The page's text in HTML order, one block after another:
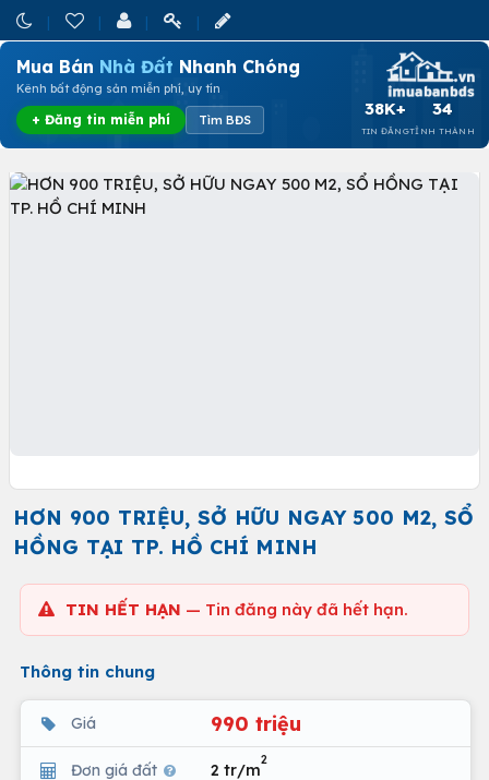
Mua Bán Nhà Đất Nhanh Chóng
Kênh bất động sản miễn phí, uy tín
+ Đăng tin miễn phí Tìm BĐS
38K+
TIN ĐĂNG
34
TỈNH THÀNH
HƠN 900 TRIỆU, SỞ HỮU NGAY 500 M2, SỔ
HỒNG TẠI TP. HỒ CHÍ MINH
TIN HẾT HẠN — Tin đăng này đã hết hạn.
Thông tin chung
Giá 990 triệu
Đơn giá đất 2 tr/m
2